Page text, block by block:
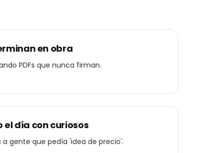
en obra
PDFs que nunca firman.
día con curiosos
gente que pedía 'idea de precio'.